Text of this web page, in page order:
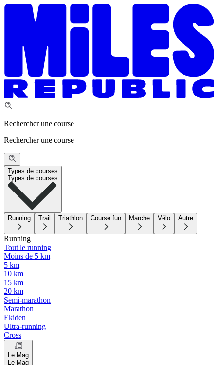
Rechercher une course
Rechercher une course
Types de courses
Types de courses
Running Trail Triathlon Course fun Marche Vélo Autre
Running
Tout le running
Moins de 5 km
5 km
10 km
15 km
20 km
Semi-marathon
Marathon
Ekiden
Ultra-running
Cross
Le Mag
Le Mag